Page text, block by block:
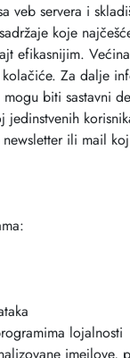
servera i
koje
efikasnijim.
Za dalje
biti sastavni
ili mail
lojalnosti